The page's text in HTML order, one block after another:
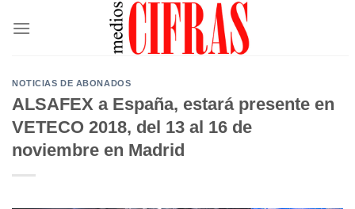
NOTICIAS DE ABONADOS
ALSAFEX a España, estará presente en
VETECO 2018, del 13 al 16 de
noviembre en Madrid